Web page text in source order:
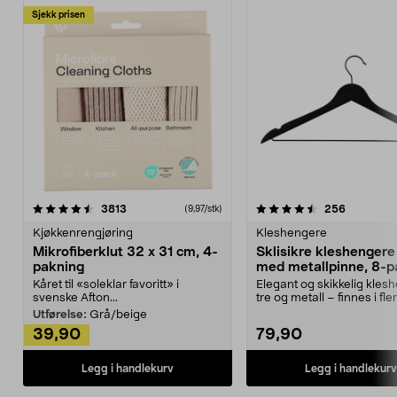
Sjekk prisen
3813 anmeldelser(9,97/stk)
Kjøkkenrengjøring
Mikrofiberklut 32 x 31 cm, 4-
pakning
Kåret til «soleklar favoritt» i
svenske Afton...
Utførelse: Grå/beige
39,90
Legg i handlekurv
4.5av 5 stjerner 256
Kleshengere
Sklisikre
med metallpinne, 8-
Elegant og skikkelig
tre og metall – finnes i
79,90
Legg i handlekurv
4.5av 5 stjerner